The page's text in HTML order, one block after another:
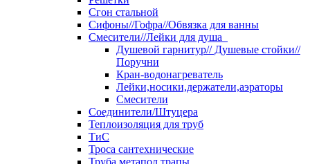
Сгон стальной
Сифоны//Гофра//Обвязка для ванны
Смесители//Лейки для душа
Душевой гарнитур// Душевые стойки//
Поручни
Кран-водонагреватель
Лейки,носики,держатели,аэраторы
Смесители
Соединители/Штуцера
Теплоизоляция для труб
ТиС
Троса сантехнические
Труба метапол,трапы